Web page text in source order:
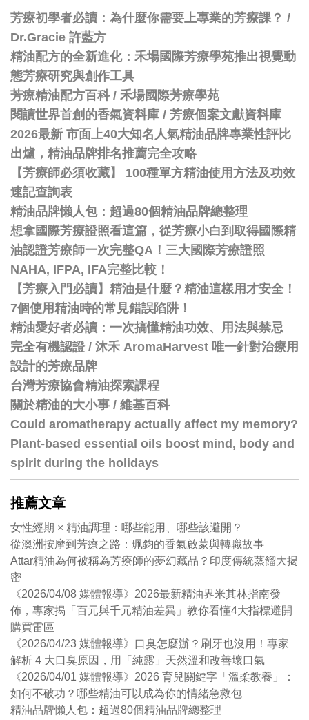
芳療初學者必讀：為什麼你需要上專業的芳療課？ /
Dr.Gracie 許藍方
精油配方的全新進化：禾場國際芳療學苑推出視覺動
態芳療研究與創作工具
芳療精油配方百科 / 禾場國際芳療學苑
閱讀世界首創的香氣資料庫 / 芳療個案文獻資料庫
2026最新 市面上40大知名人氣精油品牌專業性評比
出爐，精油品牌排名推薦完全攻略
【芳療師必須收藏】 100種單方精油使用方法及功效
速記查詢表
精油品牌懶人包：超過80個精油品牌總整理
想拿國際芳療證照看這篇，從芳療小白到取得國際精
油認證芳療師一次完整QA！三大國際芳療證照
NAHA, IFPA, IFA完整比較！
【芳療入門必讀】精油是什麼？精油這樣用才安全！
7個使用精油時的常見錯誤陷阱！
精油愛好者必讀：一次搞懂精油功效、用法與禁忌
完全有機認證 / 沐禾 AromaHarvest 唯一針對治療用
設計的芳療品牌
台灣芳療協會精油探索課程
關於精油的大小事 / 維基百科
Could aromatherapy actually affect my memory?
Plant-based essential oils boost mind, body and
spirit during the holidays
推薦文章
女性經期 × 精油調理：哪些能用、哪些該避開？
從澳洲按摩到芳療之路：珮鈞的香氣啟蒙與轉職故事
Attar精油為何被稱為芳療師的夢幻藏品？印度傳統蒸餾大揭
密
《2026/04/08 媒體報導》2026最新精油界米其林指南發
佈，專家揭「百元與千元精油差異」教你看懂4大指標避開
購買雷區
《2026/04/23 媒體報導》口臭怎麼辦？刷牙也沒用！專家
解析 4 大口臭原因，用「純露」天然溫和改善壞口氣
《2026/04/01 媒體報導》2026 育兒關鍵字「溫柔教養」：
如何不破功？哪些精油可以成為你的情緒急救包
精油品牌懶人包：超過80個精油品牌總整理